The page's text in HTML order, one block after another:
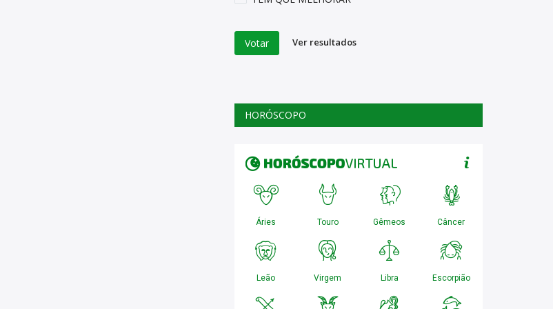
Votar Ver resultados
HORÓSCOPO